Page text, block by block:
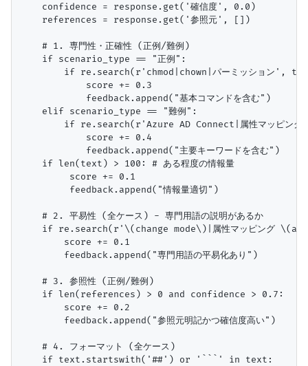
    confidence = response.get('確信度', 0.0)
    references = response.get('参照元', [])
    # 1. 専門性・正確性 (正例/難例)
    if scenario_type == "正例":
if re.search(r'chmod|chown|パーミッション',
            score += 0.3
            feedback.append("基本コマンドを含む")
    elif scenario_type == "難例":
if re.search(r'Azure AD Connect|属性マッピン
            score += 0.4
            feedback.append("主要キーワードを含む")
    if len(text) > 100: # ある程度の情報量
         score += 0.1
         feedback.append("情報量適切")
    # 2. 平易性 (全ケース) - 専門用語の説明があるか
if re.search(r'\(change mode\)|属性マッピング
        score += 0.1
        feedback.append("専門用語の平易化あり")
    # 3. 参照性 (正例/難例)
    if len(references) > 0 and confidence > 0.7:
        score += 0.2
        feedback.append("参照元明記かつ確信度高い")
    # 4. フォーマット (全ケース)
    if text.startswith('##') or '```' in text: